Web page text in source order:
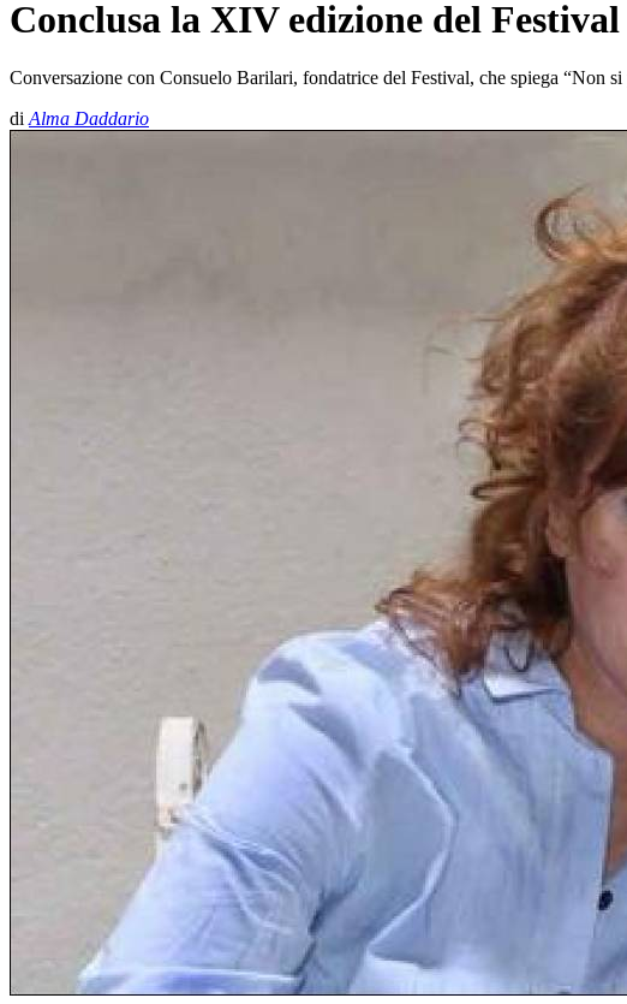
Conclusa la XIV edizione del
Conversazione con Consuelo Barilari, fondatrice del Festival, che spiega “Non
diAlma Daddario